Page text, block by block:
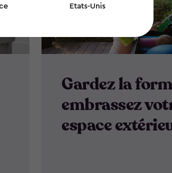
Etats-Unis
Gardez la
embrassez
espace